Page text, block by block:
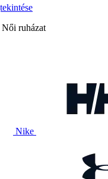
Női ruházat
Nike